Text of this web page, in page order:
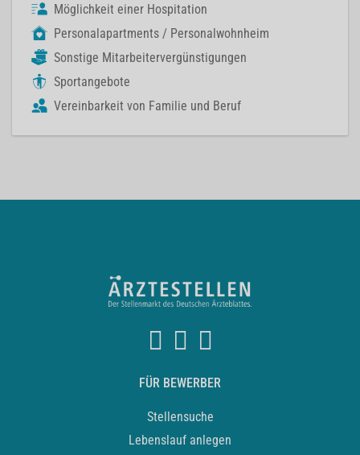
Möglichkeit einer Hospitation
Personalapartments / Personalwohnheim
Sonstige Mitarbeitervergünstigungen
Sportangebote
Vereinbarkeit von Familie und Beruf
FÜR BEWERBER
Stellensuche
Lebenslauf anlegen